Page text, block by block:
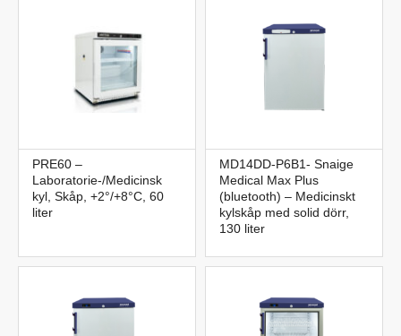
PRE60 –
Laboratorie-/Medicinsk
kyl, Skåp, +2°/+8°C, 60
liter
MD14DD-P6B1- Snaige
Medical Max Plus
(bluetooth) – Medicinskt
kylskåp med solid dörr,
130 liter